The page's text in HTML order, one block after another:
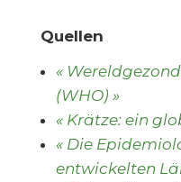
Quellen
«
(WHO) »
« Krätze: ein
« Die
entwickelten